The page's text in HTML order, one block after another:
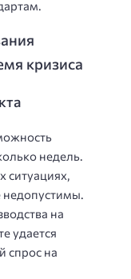
кризиса
недель.
ситуациях,
недопустимы.
на
удается
спрос на